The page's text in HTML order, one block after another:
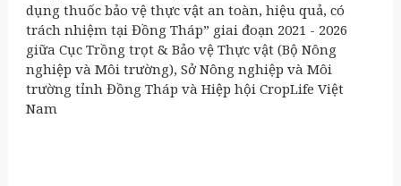
dụng thuốc bảo vệ thực vật an toàn, hiệu quả, có
trách nhiệm tại Đồng Tháp” giai đoạn 2021 - 2026
giữa Cục Trồng trọt & Bảo vệ Thực vật (Bộ Nông
nghiệp và Môi trường), Sở Nông nghiệp và Môi
trường tỉnh Đồng Tháp và Hiệp hội CropLife Việt
Nam